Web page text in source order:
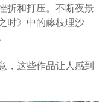
折和打压。不断夜景
时》中的藤枝理沙
，这些作品让人感到